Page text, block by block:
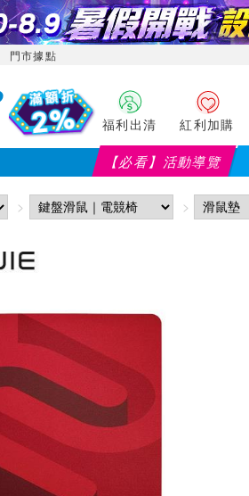
門市據點
福利出清 紅利加購
【必看】活動導覽